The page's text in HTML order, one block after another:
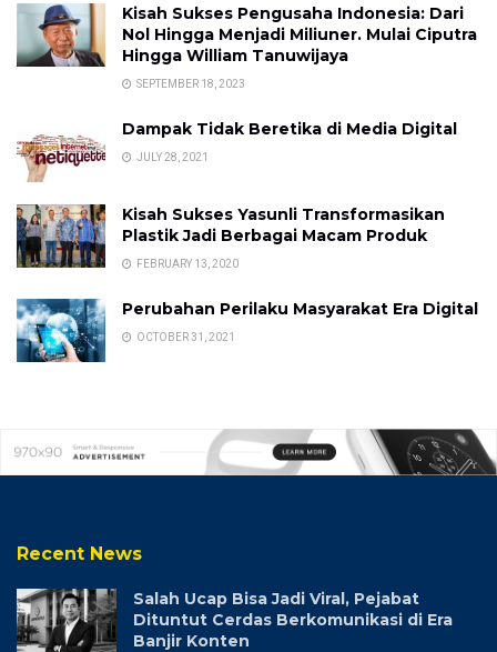
Kisah Sukses Pengusaha Indonesia: Dari
Nol Hingga Menjadi Miliuner. Mulai Ciputra
Hingga William Tanuwijaya
SEPTEMBER 18, 2023
Dampak Tidak Beretika di Media Digital
JULY 28, 2021
Kisah Sukses Yasunli Transformasikan
Plastik Jadi Berbagai Macam Produk
FEBRUARY 13, 2020
Perubahan Perilaku Masyarakat Era Digital
OCTOBER 31, 2021
Recent News
Salah Ucap Bisa Jadi Viral, Pejabat
Dituntut Cerdas Berkomunikasi di Era
Banjir Konten